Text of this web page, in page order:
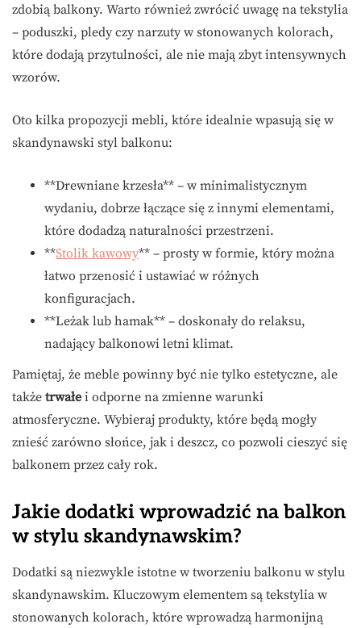
zdobią balkony. Warto również zwrócić uwagę na tekstylia
– poduszki, pledy czy narzuty w stonowanych kolorach,
które dodają przytulności, ale nie mają zbyt intensywnych
wzorów.
Oto kilka propozycji mebli, które idealnie wpasują się w
skandynawski styl balkonu:
**Drewniane krzesła** – w minimalistycznym
wydaniu, dobrze łączące się z innymi elementami,
które dodadzą naturalności przestrzeni.
**Stolik kawowy** – prosty w formie, który można
łatwo przenosić i ustawiać w różnych
konfiguracjach.
**Leżak lub hamak** – doskonały do relaksu,
nadający balkonowi letni klimat.
Pamiętaj, że meble powinny być nie tylko estetyczne, ale
także trwałe i odporne na zmienne warunki
atmosferyczne. Wybieraj produkty, które będą mogły
znieść zarówno słońce, jak i deszcz, co pozwoli cieszyć się
balkonem przez cały rok.
Jakie dodatki wprowadzić na balkon
w stylu skandynawskim?
Dodatki są niezwykle istotne w tworzeniu balkonu w stylu
skandynawskim. Kluczowym elementem są tekstylia w
stonowanych kolorach, które wprowadzą harmonijną